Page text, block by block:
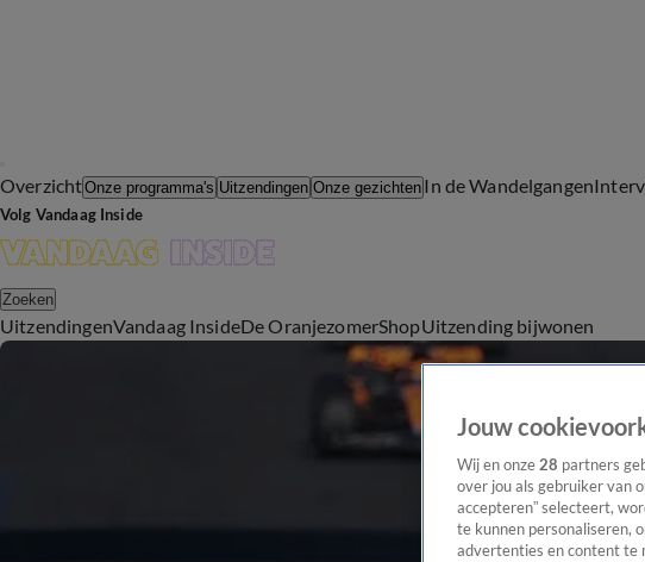
OverzichtOnze programma's Uitzendingen Onze gezichten In de Wandelgangen
Volg Vandaag Inside
Zoeken
UitzendingenVandaag InsideDe OranjezomerShopUitzending bijwonen
Jouw
Wij en onze 28 partners
over jou als gebruiker van
accepteren” selecteert,
te kunnen personaliseren,
advertenties en content te